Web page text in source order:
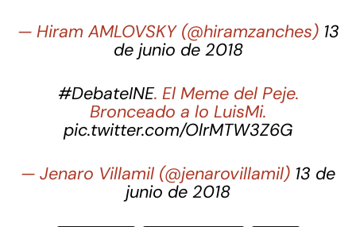
— Hiram AMLOVSKY (@hiramzanches) 13
de junio de 2018
#DebateINE. El Meme del Peje.
Bronceado a lo LuisMi.
pic.twitter.com/OlrMTW3Z6G
— Jenaro Villamil (@jenarovillamil) 13 de
junio de 2018